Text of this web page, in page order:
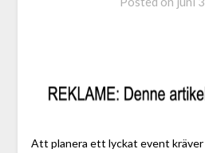
Att planera ett lyckat event kräver